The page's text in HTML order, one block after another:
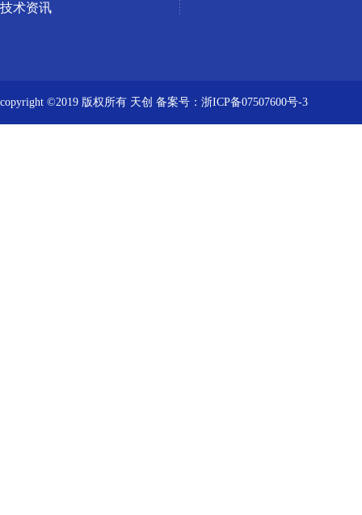
技术资讯
copyright ©2019 版权所有 天创 备案号：浙ICP备07507600号-3